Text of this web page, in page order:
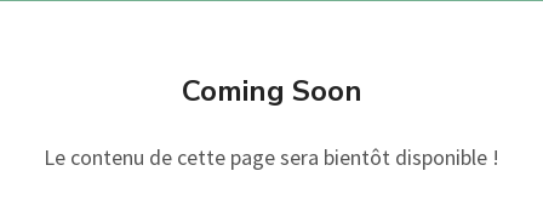
Coming Soon
Le contenu de cette page sera bientôt disponible !